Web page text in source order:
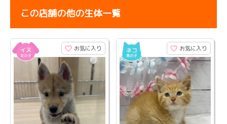
この店舗の他の生体一覧
お気に入り お気に入り